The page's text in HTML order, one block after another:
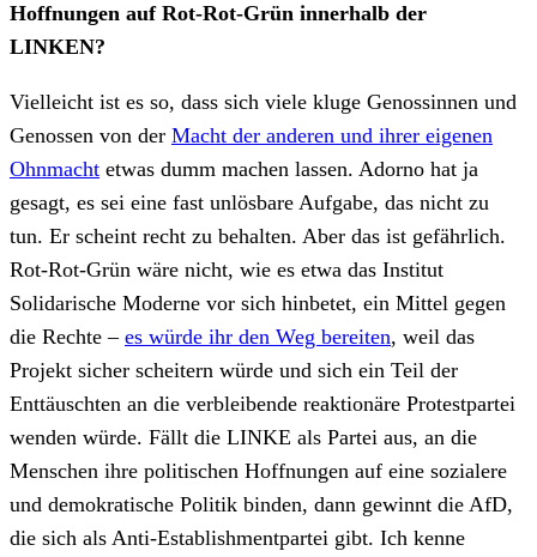
Hoffnungen auf Rot-Rot-Grün innerhalb der
LINKEN?
Vielleicht ist es so, dass sich viele kluge Genossinnen und
Genossen von der Macht der anderen und ihrer eigenen
Ohnmacht etwas dumm machen lassen. Adorno hat ja
gesagt, es sei eine fast unlösbare Aufgabe, das nicht zu
tun. Er scheint recht zu behalten. Aber das ist gefährlich.
Rot-Rot-Grün wäre nicht, wie es etwa das Institut
Solidarische Moderne vor sich hinbetet, ein Mittel gegen
die Rechte – es würde ihr den Weg bereiten, weil das
Projekt sicher scheitern würde und sich ein Teil der
Enttäuschten an die verbleibende reaktionäre Protestpartei
wenden würde. Fällt die LINKE als Partei aus, an die
Menschen ihre politischen Hoffnungen auf eine sozialere
und demokratische Politik binden, dann gewinnt die AfD,
die sich als Anti-Establishmentpartei gibt. Ich kenne